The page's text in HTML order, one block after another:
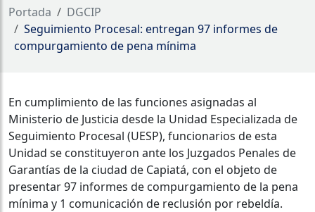
Portada
DGCIP
Seguimiento Procesal: entregan 97 informes de
compurgamiento de pena mínima
En cumplimiento de las funciones asignadas al
Ministerio de Justicia desde la Unidad Especializada de
Seguimiento Procesal (UESP), funcionarios de esta
Unidad se constituyeron ante los Juzgados Penales de
Garantías de la ciudad de Capiatá, con el objeto de
presentar 97 informes de compurgamiento de la pena
mínima y 1 comunicación de reclusión por rebeldía.